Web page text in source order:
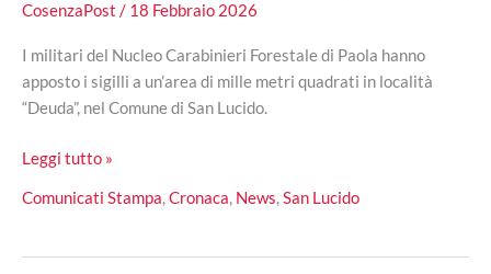
CosenzaPost / 18 Febbraio 2026
I militari del Nucleo Carabinieri Forestale di Paola hanno
apposto i sigilli a un’area di mille metri quadrati in località
“Deuda”, nel Comune di San Lucido.
San
sequestrato
di
Leggi tutto »
Comunicati Stampa,Cronaca, News,San Lucido